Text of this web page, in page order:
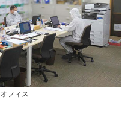
フィス